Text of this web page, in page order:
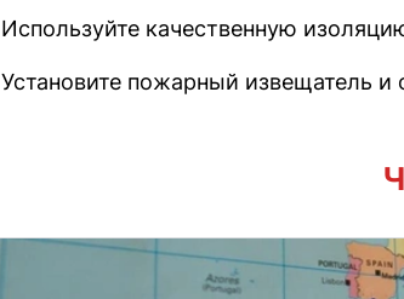
Используйте качественную
Установите пожарный извещатель и